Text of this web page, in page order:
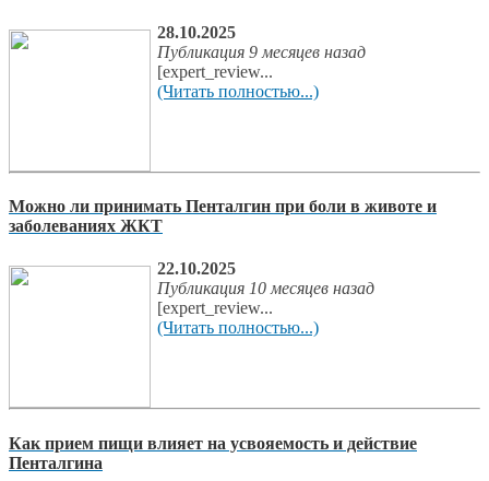
28.10.2025
Публикация 9 месяцев назад
[expert_review...
(Читать полностью...)
Можно ли принимать Пенталгин при боли в животе и
заболеваниях ЖКТ
22.10.2025
Публикация 10 месяцев назад
[expert_review...
(Читать полностью...)
Как прием пищи влияет на усвояемость и действие
Пенталгина